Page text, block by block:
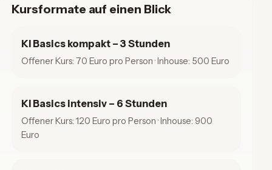
Kursformate auf einen Blick
KI Basics kompakt – 3 Stunden
Offener Kurs: 70 Euro pro Person · Inhouse: 500 Euro
KI Basics intensiv – 6 Stunden
Offener Kurs: 120 Euro pro Person · Inhouse: 900
Euro